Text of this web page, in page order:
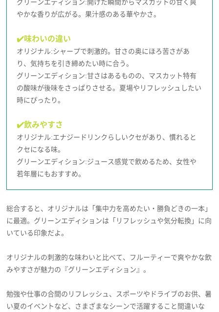
やかな香りが広がる。果汁感のある華やかさ。
✔️味わいの違い
オリジナル:シャープで刺激的。甘さの奥にほろ苦さがあ
り、気持ちを引き締めたい時に合う。
グリーンエディション:甘さはあるものの、マスカット特有
の酸味が後味をさっぱりさせる。夏場やリフレッシュしたい
時にぴったり。
✔️飲みやすさ
オリジナル:エナジードリンクらしいクセがあり、慣れると
クセになる味。
グリーンエディション:ジュース感覚で飲めるため、女性や
若年層にもおすすめ。
総合すると、オリジナルは「集中力を高めたい・勝負どきの一本」
に最適。グリーンエディションは「リフレッシュや気分転換」に向
いている印象だよ。
オリジナルの刺激的な味わいと比べて、フルーティーで爽やかな飲
みやすさが魅力の『グリーンエディション』。
勉強や仕事の合間のリフレッシュ、スポーツやドライブのお供、暑
い夏のイベントなど、さまざまなシーンで活躍すること間違いな